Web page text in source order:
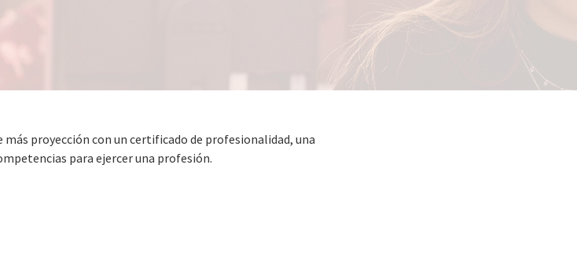
proyección con un certificado de profesionalidad, una
para ejercer una profesión.